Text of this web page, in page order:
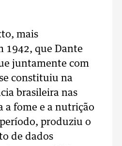
mais
1942, que Dante
juntamente com
constituiu na
brasileira nas
a fome e a nutrição
produziu o
de dados